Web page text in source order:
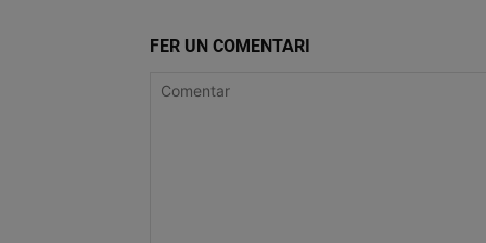
FER UN COMENTARI